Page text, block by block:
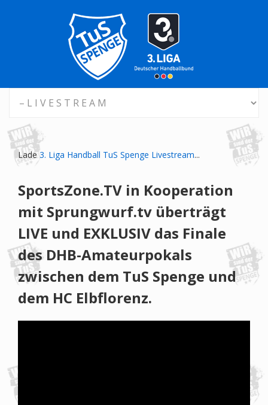
Lade3. Liga Handball TuS Spenge Livestream...
SportsZone.TV in Kooperation
mit Sprungwurf.tv überträgt
LIVE und EXKLUSIV das Finale
des DHB-Amateurpokals
zwischen dem TuS Spenge und
dem HC Elbflorenz.